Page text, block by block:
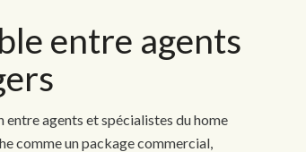
entre agents
entre agents et spécialistes du home
comme un package commercial,